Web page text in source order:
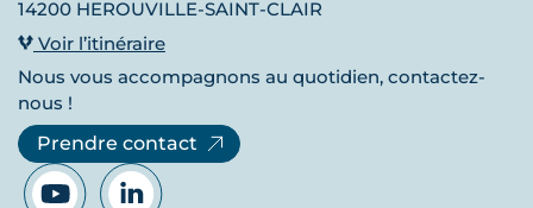
14200 HEROUVILLE-SAINT-CLAIR
Voir l’itinéraire
Nous vous accompagnons au quotidien, contactez-
nous !
Prendre contact